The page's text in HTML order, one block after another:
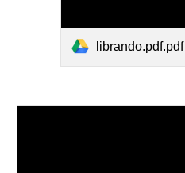
librando.pdf.pdf